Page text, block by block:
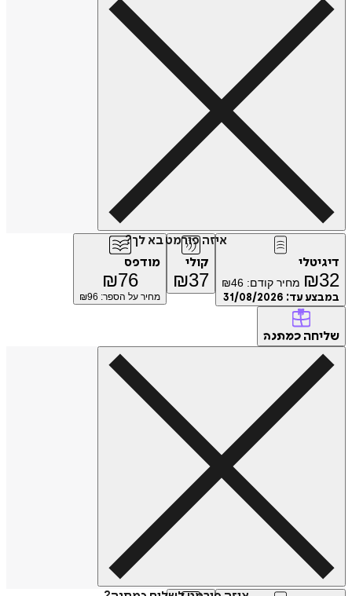
איזה פורמט בא לך?
דיגיטלי
₪32 מחיר קודם: ₪46
במבצע עד: 31/08/2026
קולי
₪37
מודפס
₪76
מחיר על הספר: ₪ 96
שליחה כמתנה